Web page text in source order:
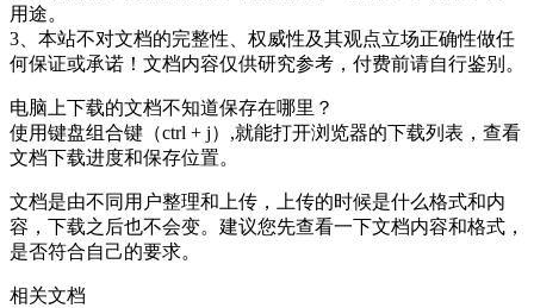
用途。
3、本站不对文档的完整性、权威性及其观点立场正确性做任
何保证或承诺！文档内容仅供研究参考，付费前请自行鉴别。
电脑上下载的文档不知道保存在哪里？
使用键盘组合键（ctrl + j）,就能打开浏览器的下载列表，查看
文档下载进度和保存位置。
文档是由不同用户整理和上传，上传的时候是什么格式和内
容，下载之后也不会变。建议您先查看一下文档内容和格式，
是否符合自己的要求。
相关文档